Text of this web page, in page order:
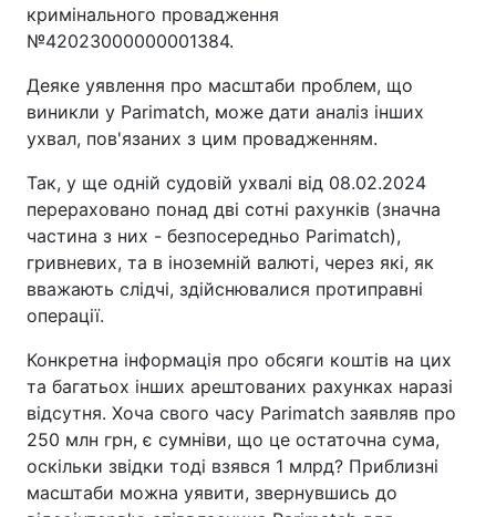
кримінального провадження
№42023000000001384.
Деяке уявлення про масштаби проблем, що
виникли у Parimatch, може дати аналіз інших
ухвал, пов'язаних з цим провадженням.
Так, у ще одній судовій ухвалі від 08.02.2024
перераховано понад дві сотні рахунків (значна
частина з них - безпосередньо Parimatch),
гривневих, та в іноземній валюті, через які, як
вважають слідчі, здійснювалися протиправні
операції.
Конкретна інформація про обсяги коштів на цих
та багатьох інших арештованих рахунках наразі
відсутня. Хоча свого часу Parimatch заявляв про
250 млн грн, є сумніви, що це остаточна сума,
оскільки звідки тоді взявся 1 млрд? Приблизні
масштаби можна уявити, звернувшись до